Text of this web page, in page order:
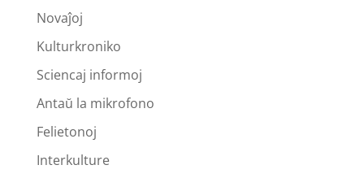
Novaĵoj
Kulturkroniko
Sciencaj informoj
Antaŭ la mikrofono
Felietonoj
Interkulture